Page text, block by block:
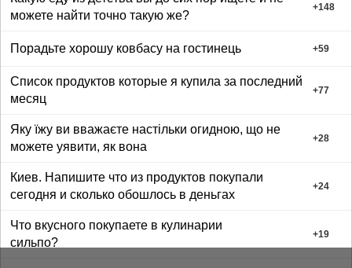
можете найти точно такую же?
+148
Порадьте хорошу ковбасу на гостинець +59
Список продуктов которые я купила за последний
месяц
+77
Яку їжу ви вважаєте настільки огидною, що не
можете уявити, як вона
+28
Киев. Напишите что из продуктов покупали
сегодня и сколько обошлось в деньгах
+24
Что вкусного покупаете в кулинарии
сильпо?
+19